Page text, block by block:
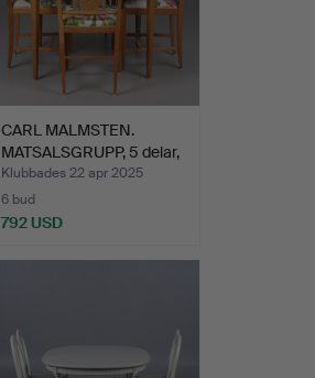
CARL MALMSTEN.
MATSALSGRUPP, 5 delar,
ek, …
Klubbades 22 apr 2025
6 bud
792 USD